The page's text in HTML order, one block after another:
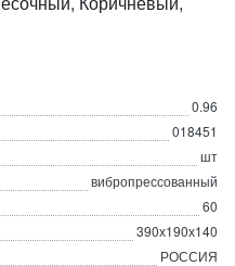
0.96
018451
шт
вибропрессованный
60
390х190х140
РОССИЯ